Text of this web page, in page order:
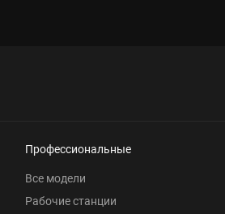
Профессиональные
Все модели
Рабочие станции